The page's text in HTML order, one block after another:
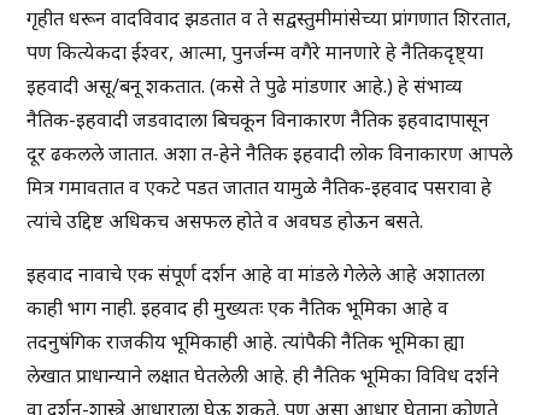
गृहीत धरून वादविवाद झडतात व ते सद्वस्तुमीमांसेच्या प्रांगणात शिरतात,
पण कित्येकदा ईश्वर, आत्मा, पुनर्जन्म वगैरे मानणारे हे नैतिकदृष्ट्या
इहवादी असू/बनू शकतात. (कसे ते पुढे मांडणार आहे.) हे संभाव्य
नैतिक-इहवादी जडवादाला बिचकून विनाकारण नैतिक इहवादापासून
दूर ढकलले जातात. अशा त-हेने नैतिक इहवादी लोक विनाकारण आपले
मित्र गमावतात व एकटे पडत जातात यामुळे नैतिक-इहवाद पसरावा हे
त्यांचे उद्दिष्ट अधिकच असफल होते व अवघड होऊन बसते.
इहवाद नावाचे एक संपूर्ण दर्शन आहे वा मांडले गेलेले आहे अशातला
काही भाग नाही. इहवाद ही मुख्यतः एक नैतिक भूमिका आहे व
तदनुषंगिक राजकीय भूमिकाही आहे. त्यांपैकी नैतिक भूमिका ह्या
लेखात प्राधान्याने लक्षात घेतलेली आहे. ही नैतिक भूमिका विविध दर्शने
वा दर्शन-शास्त्रे आधाराला घेऊ शकते. पण असा आधार घेताना कोणते